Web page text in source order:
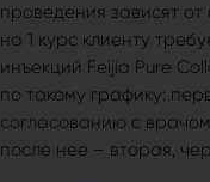
проведения зависят
на 1 курс клиенту
инъекций Feijia Pure
по такому графику:
согласованию с
после нее – вторая,